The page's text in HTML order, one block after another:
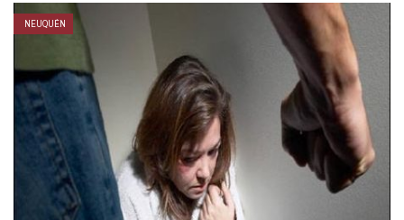
NEUQUÉN